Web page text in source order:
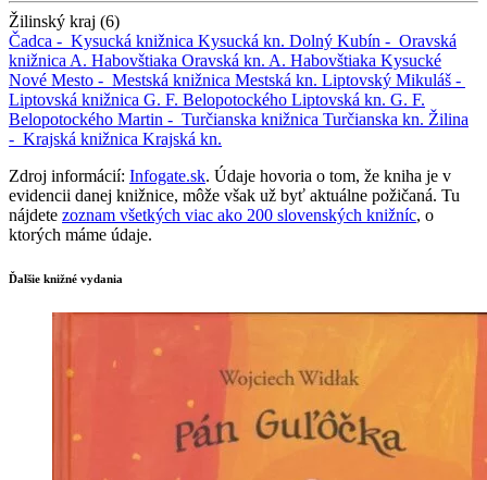
Žilinský kraj (6)
Čadca - Kysucká knižnica Kysucká kn. Dolný Kubín - Oravská
knižnica A. Habovštiaka Oravská kn. A. Habovštiaka Kysucké
Nové Mesto - Mestská knižnica Mestská kn. Liptovský Mikuláš -
Liptovská knižnica G. F. Belopotockého Liptovská kn. G. F.
Belopotockého Martin - Turčianska knižnica Turčianska kn. Žilina
- Krajská knižnica Krajská kn.
Zdroj informácií: Infogate.sk. Údaje hovoria o tom, že kniha je v
evidencii danej knižnice, môže však už byť aktuálne požičaná. Tu
nájdete zoznam všetkých viac ako 200 slovenských knižníc, o
ktorých máme údaje.
Ďalšie knižné vydania